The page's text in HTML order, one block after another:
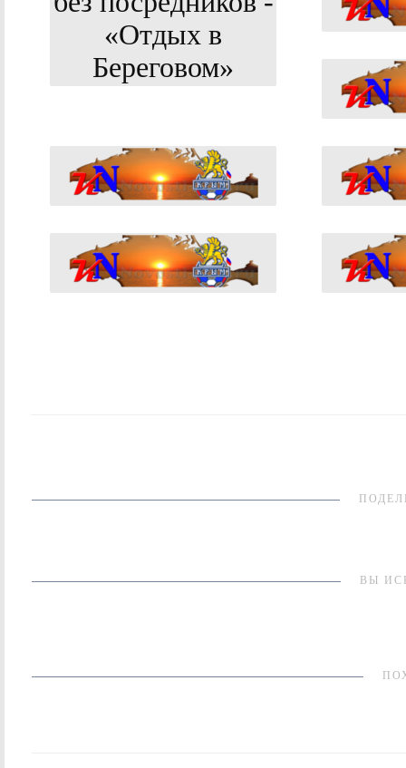
ВЫ